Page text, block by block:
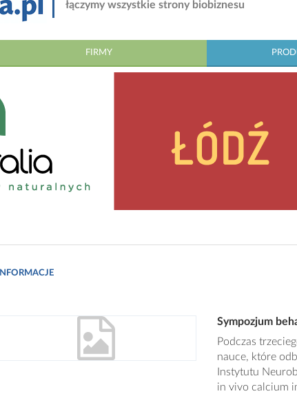
łączymy wszystkie strony biobiznesu
FIRMY
INFORMACJE
Sympozjum
Podczas
nauce, które
Instytutu
in vivo calcium